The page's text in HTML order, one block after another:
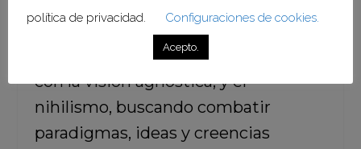
una corriente que expresa claras
dudas sobre la existencia de una
realidad objetiva, la que va aparejada
con la visión agnóstica, y el
nihilismo, buscando combatir
paradigmas, ideas y creencias
política de privacidad.
Configuraciones de cookies.
Acepto.